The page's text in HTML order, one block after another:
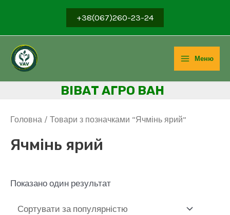
вмісту
+38(067)260-23-24
Main
Меню
ВІВАТ АГРО ВАН
Головна / Товари з позначками “Ячмінь ярий”
Ячмінь ярий
Показано один результат